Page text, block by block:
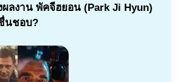
ผลงาน พัคจีฮยอน (Park Ji Hyun)
นชอบ?